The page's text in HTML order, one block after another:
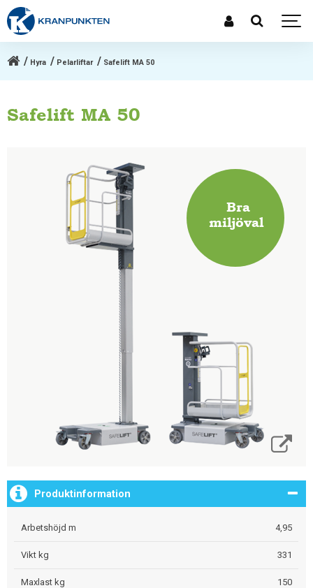
Hyra Pelarliftar Safelift MA 50
Safelift MA 50
Bra
miljöval.
Produktinformation
Arbetshöjd m 4,95
Vikt kg 331
Maxlast kg 150